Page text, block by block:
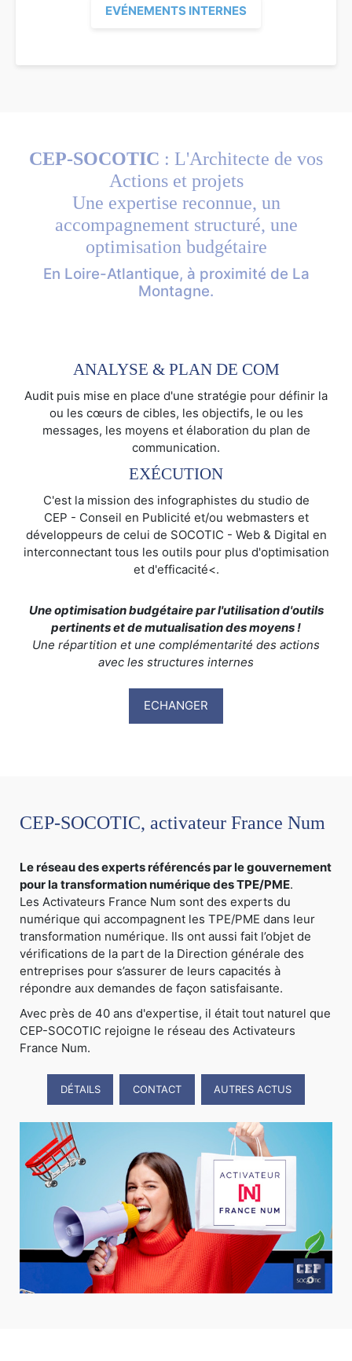
EVÉNEMENTS INTERNES
CEP-SOCOTIC : L'Architecte de vos
Actions et projets
Une expertise reconnue, un
accompagnement structuré, une
optimisation budgétaire
En Loire-Atlantique, à proximité de La
Montagne.
ANALYSE & PLAN DE COM
Audit puis mise en place d'une stratégie pour définir la
ou les cœurs de cibles, les objectifs, le ou les
messages, les moyens et élaboration du plan de
communication.
EXÉCUTION
C'est la mission des infographistes du studio de
CEP - Conseil en Publicité et/ou webmasters et
développeurs de celui de SOCOTIC - Web & Digital en
interconnectant tous les outils pour plus d'optimisation
et d'efficacité<.
Une optimisation budgétaire par l'utilisation d'outils
pertinents et de mutualisation des moyens !
Une répartition et une complémentarité des actions
avec les structures internes
ECHANGER
CEP-SOCOTIC, activateur France Num
Le réseau des experts référencés par le gouvernement
pour la transformation numérique des TPE/PME.
Les Activateurs France Num sont des experts du
numérique qui accompagnent les TPE/PME dans leur
transformation numérique. Ils ont aussi fait l’objet de
vérifications de la part de la Direction générale des
entreprises pour s’assurer de leurs capacités à
répondre aux demandes de façon satisfaisante.
Avec près de 40 ans d'expertise, il était tout naturel que
CEP-SOCOTIC rejoigne le réseau des Activateurs
France Num.
DÉTAILS CONTACT AUTRES ACTUS